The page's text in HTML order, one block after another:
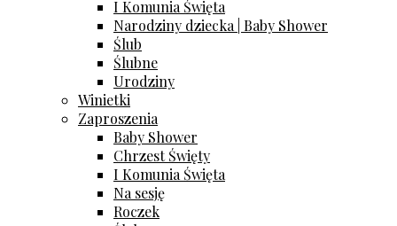
I Komunia Święta
Narodziny dziecka | Baby Shower
Ślub
Ślubne
Urodziny
Winietki
Zaproszenia
Baby Shower
Chrzest Święty
I Komunia Święta
Na sesję
Roczek